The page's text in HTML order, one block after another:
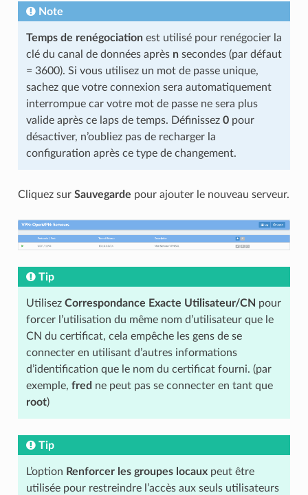
Note
Temps de renégociationest utilisé pour renégocier la
clé du canal de données après nsecondes (par défaut
= 3600). Si vous utilisez un mot de passe unique,
sachez que votre connexion sera automatiquement
interrompue car votre mot de passe ne sera plus
valide après ce laps de temps. Définissez 0pour
désactiver, n’oubliez pas de recharger la
configuration après ce type de changement.
Cliquez sur Sauvegarde pour ajouter le nouveau serveur.
Tip
Utilisez Correspondance Exacte Utilisateur/CN pour
forcer l’utilisation du même nom d’utilisateur que le
CN du certificat, cela empêche les gens de se
connecter en utilisant d’autres informations
d’identification que le nom du certificat fourni. (par
exemple, fred ne peut pas se connecter en tant que
root)
Tip
L’option Renforcer les groupes locauxpeut être
utilisée pour restreindre l’accès aux seuls utilisateurs